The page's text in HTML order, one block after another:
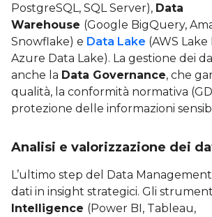
PostgreSQL, SQL Server), Data
Warehouse (Google BigQuery,
Snowflake) e Data Lake (AWS
Azure Data Lake). La gestione dei
anche la Data Governance, che
qualità, la conformità normativa
protezione delle informazioni
Analisi e valorizzazione dei
L’ultimo step del Data
dati in insight strategici. Gli
Intelligence (Power BI, Tableau,